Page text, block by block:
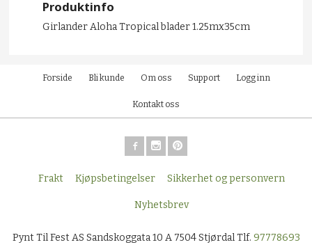
Produktinfo
Girlander Aloha Tropical blader 1.25mx35cm
Forside Bli kunde Om oss Support Logg inn
Kontakt oss
Frakt Kjøpsbetingelser Sikkerhet og personvern
Nyhetsbrev
Pynt Til Fest AS Sandskoggata 10 A 7504 Stjørdal Tlf. 97778693